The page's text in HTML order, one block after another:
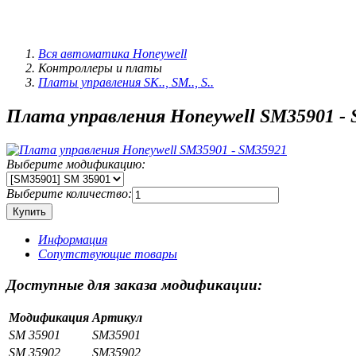
Вся автоматика Honeywell
Контроллеры и платы
Платы управления SK.., SM.., S..
Плата управления Honeywell SM35901 -
Выберите модификацию:
Выберите количество:
Информация
Сопутствующие товары
Доступные для заказа модификации:
Модификация Артикул
SM 35901
SM35901
SM 35902
SM35902